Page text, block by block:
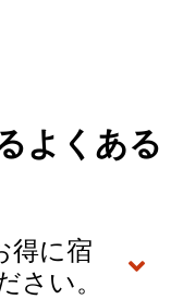
よくある
得に宿
さい。